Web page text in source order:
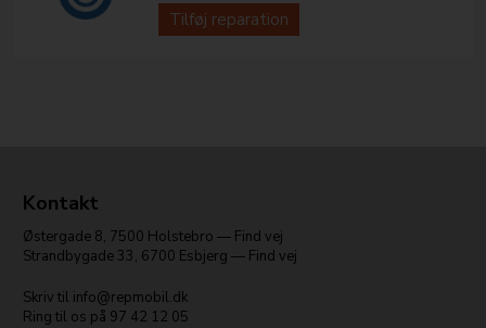
Tilføj reparation
Kontakt
Østergade 8, 7500 Holstebro — Find vej
Strandbygade 33, 6700 Esbjerg — Find vej
Skriv til info@repmobil.dk
Ring til os på 97 42 12 05